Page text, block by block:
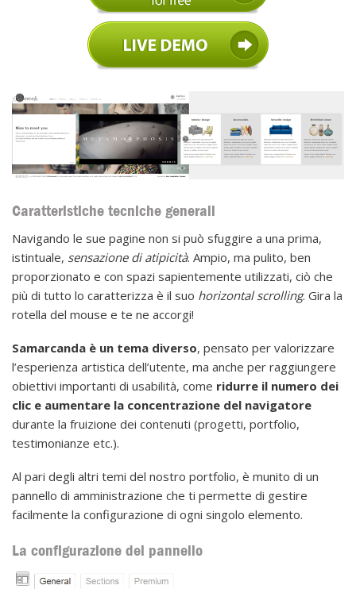
Caratteristiche tecniche generali
Navigando le sue pagine non si può sfuggire a una prima,
istintuale, sensazione di atipicità. Ampio, ma pulito, ben
proporzionato e con spazi sapientemente utilizzati, ciò che
più di tutto lo caratterizza è il suo horizontal scrolling. Gira la
rotella del mouse e te ne accorgi!
Samarcanda è un tema diverso, pensato per valorizzare
l’esperienza artistica dell’utente, ma anche per raggiungere
obiettivi importanti di usabilità, come ridurre il numero dei
clic e aumentare la concentrazione del navigatore
durante la fruizione dei contenuti (progetti, portfolio,
testimonianze etc.).
Al pari degli altri temi del nostro portfolio, è munito di un
pannello di amministrazione che ti permette di gestire
facilmente la configurazione di ogni singolo elemento.
La configurazione del pannello